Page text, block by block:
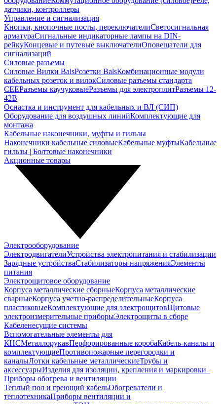
датчики, контроллеры
Управление и сигнализация
Кнопки, кнопочные посты, переключателиСветосигнальная
арматураСигнальные индикаторные лампы на DIN-
рейкуКонцевые и путевые выключателиОповещатели для
сигнализаций
Силовые разъемы
Силовые Вилки BalsРозетки BalsКомбинационные модули
кабельных розеток и вилокСиловые разъемы стандарта
CEEРазъемы каучуковыеРазъемы для электроплитРазъемы 12-
42В
Оснастка и инструмент для кабельных и ВЛ (СИП)
Оборудование для воздушных линийКомплектующие для
монтажа
Кабельные наконечники, муфты и гильзы
Наконечники кабельные силовыеКабельные муфтыКабельные
гильзы | Болтовые наконечники
Акционные товары
Электрооборудование
ЭлектродвигателиУстройства электропитания и стабилизации
Зарядные устройстваСтабилизаторы напряженияЭлементы
питания
Электрощитовое оборудование
Корпуса металлические сборныеКорпуса металлические
сварныеКорпуса учетно-распределительныеКорпуса
пластиковыеКомплектующие для электрощитовЩитовые
электроизмерительные приборыЭлектрощиты в сборе
Кабеленесущие системы
Вспомогательные элементы для
КНСМеталлорукавПерфорированные коробаКабель-каналы и
комплектующиеПротивопожарные перегородки и
каналыЛотки кабельные металлическиеТрубы и
аксессуарыИзделия для изоляции, крепления и маркировки
Приборы обогрева и вентиляции
Теплый пол и греющий кабельОбогреватели и
теплотехникаПриборы вентиляции и